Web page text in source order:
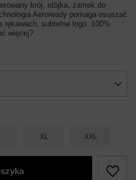
krój, stójka, zamek do
Aeroready pomaga osuszać
subtelne logo. 100%
więcej?
XL XXL